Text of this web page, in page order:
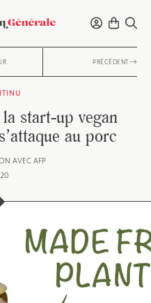
PRÉCÉDENT
start-up vegan
au porc
AVEC AFP